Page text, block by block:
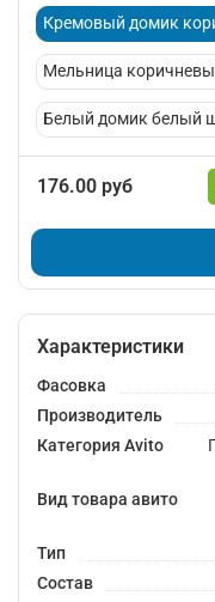
Кремовый домик
Мельница
Белый домик белый
176.00 руб
Характеристики
Фасовка
Производитель
Категория Avito
Вид товара авито
Тип
Состав